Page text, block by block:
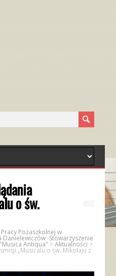
o św.
Pozaszkolnej w
-Stowarzyszenie
Antiqua" >Aktualności >
„Musicalu o św. Mikołaju z